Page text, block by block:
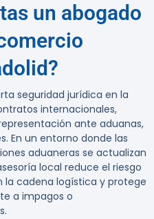
un abogado
seguridad jurídica en la
internacionales,
ante aduanas,
En un entorno donde las
aduaneras se actualizan
local reduce el riesgo
la cadena logística y protege
a impagos o